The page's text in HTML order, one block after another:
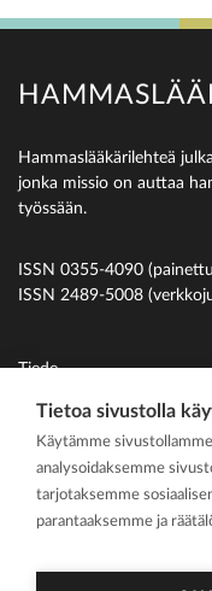
Hammaslääkärilehteä
jonka missio on auttaa
työssään.
ISSN 0355-4090
ISSN 2489-5008
Tiede
Uutiset
Ihmiset
På svenska
Kirjoitusohjeet
Tietoa sivustolla
Käytämme
analysoidaksemme
tarjotaksemme
parantaaksemme ja